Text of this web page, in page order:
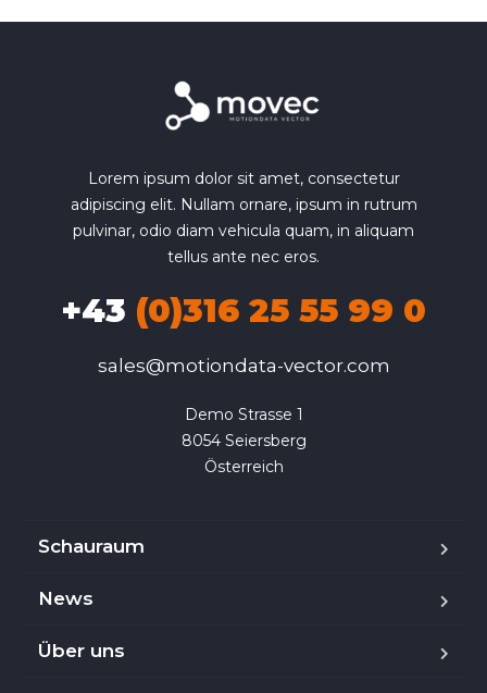
Lorem ipsum dolor sit amet, consectetur
adipiscing elit. Nullam ornare, ipsum in rutrum
pulvinar, odio diam vehicula quam, in aliquam
tellus ante nec eros.
+43 (0)316 25 55 99 0
sales@motiondata-vector.com
Demo Strasse 1
8054 Seiersberg
Österreich
Schauraum
News
Über uns